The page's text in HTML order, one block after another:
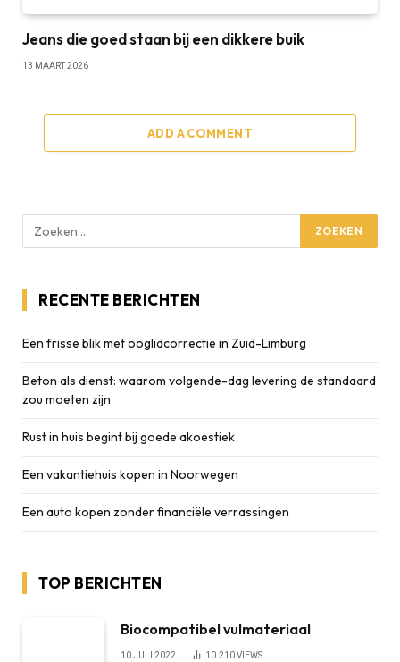
Jeans die goed staan bij een dikkere buik
13 MAART 2026
ADD A COMMENT
RECENTE BERICHTEN
Een frisse blik met ooglidcorrectie in Zuid-Limburg
Beton als dienst: waarom volgende-dag levering de standaard
zou moeten zijn
Rust in huis begint bij goede akoestiek
Een vakantiehuis kopen in Noorwegen
Een auto kopen zonder financiële verrassingen
TOP BERICHTEN
Biocompatibel vulmateriaal
10 JULI 2022 10.210VIEWS